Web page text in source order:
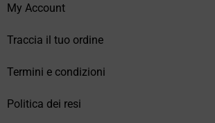
My Account
Traccia il tuo ordine
Termini e condizioni
Politica dei resi